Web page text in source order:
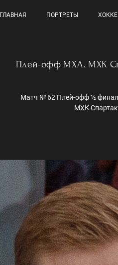
ГЛАВНАЯ ПОРТРЕТЫ
Плей-офф МХЛ. МХК
Матч № 62 Плей-офф ½
МХК